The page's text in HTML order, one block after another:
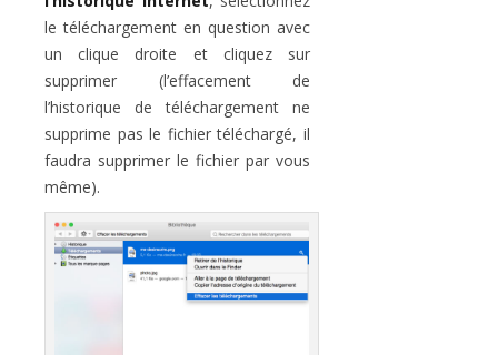
le téléchargement en question avec
un clique droite et cliquez sur
supprimer (l’effacement de
l’historique de téléchargement ne
supprime pas le fichier téléchargé, il
faudra supprimer le fichier par vous
même).